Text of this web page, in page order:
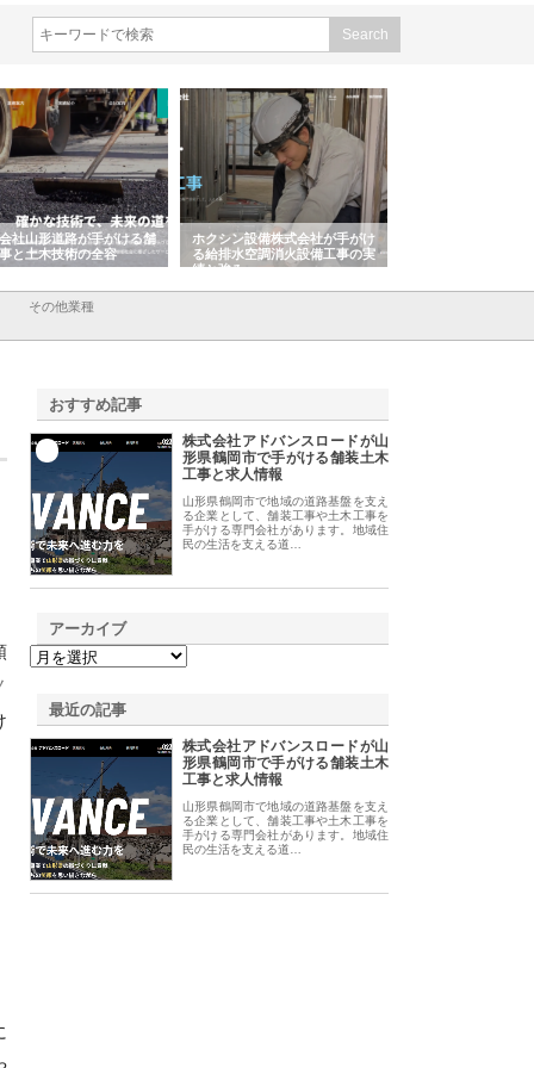
社山形道路が手がける舗
と土木技術の全容
ホクシン設備株式会社が手がけ
る給排水空調消火設備工事の実
績と強み
その他業種
おすすめ記事
株式会社アドバンスロードが山
形県鶴岡市で手がける舗装土木
工事と求人情報
山形県鶴岡市で地域の道路基盤を支え
る企業として、舗装工事や土木工事を
手がける専門会社があります。地域住
民の生活を支える道…
アーカイブ
最近の記事
株式会社アドバンスロードが山
形県鶴岡市で手がける舗装土木
工事と求人情報
山形県鶴岡市で地域の道路基盤を支え
る企業として、舗装工事や土木工事を
手がける専門会社があります。地域住
民の生活を支える道…